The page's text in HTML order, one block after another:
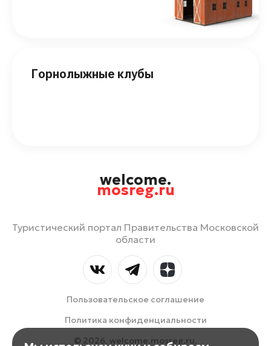
Горнолыжные клубы
welcome.
mosreg.ru
Туристический портал Правительства Московской
области
Пользовательское соглашение
Политика конфиденциальности
© 2026, welcome.mosreg.ru.